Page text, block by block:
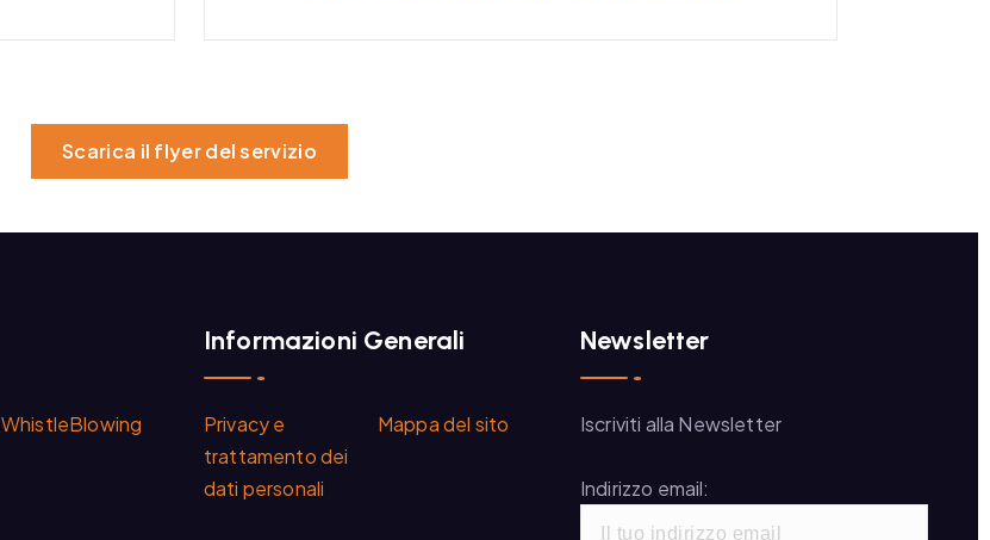
Scarica il flyer del servizio
WhistleBlowing
Informazioni Generali
Privacy e
trattamento dei
dati personali
Mappa del sito
Newsletter
Iscriviti alla Newsletter
Indirizzo email: